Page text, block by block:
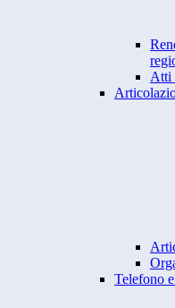
Atti
Telefono